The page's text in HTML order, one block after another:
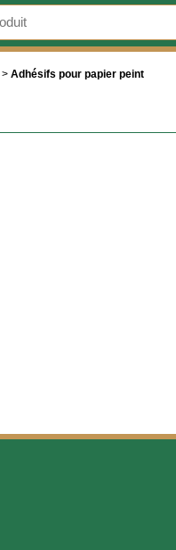
> Adhésifs pour papier peint